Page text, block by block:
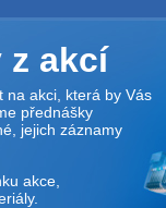
z akcí
na akci, která by Vás
přednášky
jejich záznamy
akce,